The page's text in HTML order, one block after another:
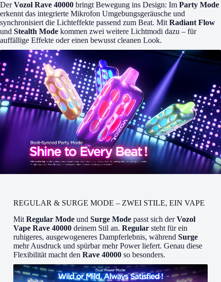
DerVozol Rave 40000 bringt Bewegung ins Design: Im Party Mode
erkennt das integrierte Mikrofon Umgebungsgeräusche und
synchronisiert die Lichteffekte passend zum Beat. Mit Radiant Flow
und Stealth Mode kommen zwei weitere Lichtmodi dazu – für
auffällige Effekte oder einen bewusst cleanen Look.
REGULAR & SURGE MODE – ZWEI STILE, EIN VAPE
Mit Regular Modeund Surge Modepasst sich derVozol
Vape Rave 40000deinem Stil an. Regularsteht für ein
ruhigeres, ausgewogeneres Dampferlebnis, während Surge
mehr Ausdruck und spürbar mehr Power liefert. Genau diese
Flexibilität macht den Rave 40000so besonders.